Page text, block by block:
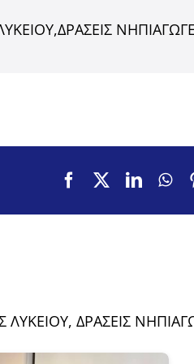
,ΔΡΑΣΕΙΣ
ΛΥΚΕΙΟΥ, ΔΡΑΣΕΙΣ